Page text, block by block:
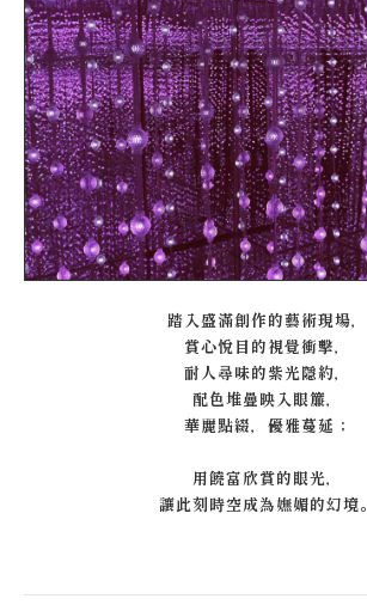
踏入盛滿創作的藝術現場，
賞心悅目的視覺衝擊，
耐人尋味的紫光隱約，
配色堆疊映入眼簾，
華麗點綴，優雅蔓延；
用饒富欣賞的眼光，
讓此刻時空成為嫵媚的幻境。